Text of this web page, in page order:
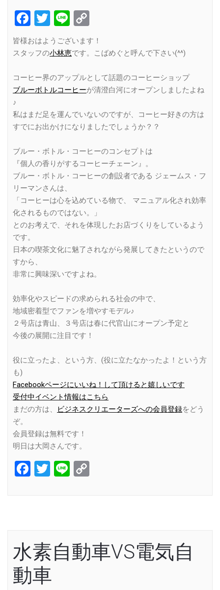
Facebook
Twitter
Line
Link
皆様おはようございます！
スタッフの小林恵です。こばめぐと呼んで下さい(^^)
コーヒー界のアップルとして話題のコーヒーショップ
ブルーボトルコーヒーが清澄白河にオープンしましたよね
♪
私はまだ足を運んでいないのですが、コーヒー好きの方は
すでにお出かけになりましたでしょうか？？
ブルー・ボトル・コーヒーのコンセプトは
『個人の香りがするコーヒーチェーン』。
ブルー・ボトル・コーヒーの創設者である ジェームス・フ
リーマンさんは、
「コーヒーは心を込めている物で、 マニュアル化され効率
化されるものではない。」
とのお考えで、それを体現したお店づくりをしているよう
です。
日本の喫茶文化に魅了されながら発展してきたというので
すから、
非常に興味深いですよね。
効率化やスピードの求められる社会の中で、
地域密着型でファンを増やすモデル♪
２号店は青山、３号店は春に代官山にオープン予定と
今後の展開に注目です！
役に立ったよ、という方、(役に立たなかったよ！という方
も)
Facebookページにいいね！して頂けると嬉しいです
受付中イベント情報はこちら
まだの方は、
ビジネスクリエーターズへの会員登録をどう
ぞ。
会員登録は無料です！
明日は大岡さんです。
Facebook
Twitter
Line
水素自動車VS電気自
動車